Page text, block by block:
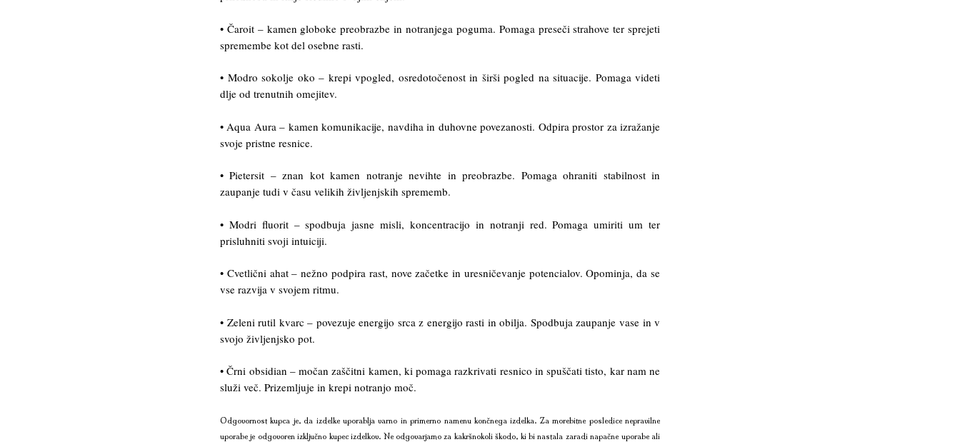
• Čaroit – kamen globoke preobrazbe in notranjega poguma. Pomaga preseči strahove ter sprejeti
spremembe kot del osebne rasti.
• Modro sokolje oko – krepi vpogled, osredotočenost in širši pogled na situacije. Pomaga videti
dlje od trenutnih omejitev.
• Aqua Aura – kamen komunikacije, navdiha in duhovne povezanosti. Odpira prostor za izražanje
svoje pristne resnice.
• Pietersit – znan kot kamen notranje nevihte in preobrazbe. Pomaga ohraniti stabilnost in
zaupanje tudi v času velikih življenjskih sprememb.
• Modri fluorit – spodbuja jasne misli, koncentracijo in notranji red. Pomaga umiriti um ter
prisluhniti svoji intuiciji.
• Cvetlični ahat – nežno podpira rast, nove začetke in uresničevanje potencialov. Opominja, da se
vse razvija v svojem ritmu.
• Zeleni rutil kvarc – povezuje energijo srca z energijo rasti in obilja. Spodbuja zaupanje vase in v
svojo življenjsko pot.
• Črni obsidian – močan zaščitni kamen, ki pomaga razkrivati resnico in spuščati tisto, kar nam ne
služi več. Prizemljuje in krepi notranjo moč.
Odgovornost kupca je, da izdelke uporablja varno in primerno namenu končnega izdelka. Za morebitne posledice nepravilne
uporabe je odgovoren izključno kupec izdelkov. Ne odgovarjamo za kakršnokoli škodo, ki bi nastala zaradi napačne uporabe ali